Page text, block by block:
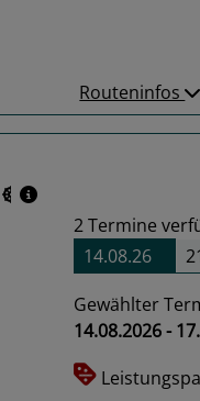
Routeninfos
2Termine
14.08.26
Gewählter
14.08.2026 -